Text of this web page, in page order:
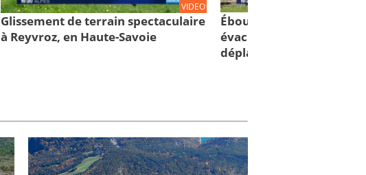
VIDEO
Glissement de terrain spectaculaire
à Reyvroz, en Haute-Savoie
Éboulement de Culoz:
évacuées... 75 personnes
déplacées!